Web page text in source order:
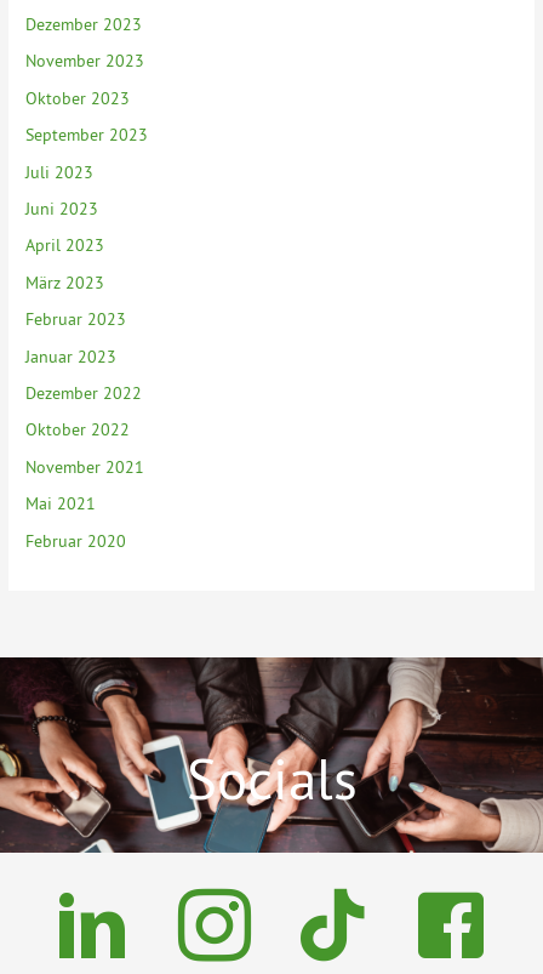
Dezember 2023
November 2023
Oktober 2023
September 2023
Juli 2023
Juni 2023
April 2023
März 2023
Februar 2023
Januar 2023
Dezember 2022
Oktober 2022
November 2021
Mai 2021
Februar 2020
Socials